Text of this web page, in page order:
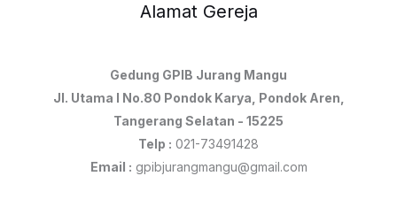
Alamat Gereja
Gedung GPIB Jurang Mangu
Jl. Utama I No.80 Pondok Karya, Pondok Aren,
Tangerang Selatan - 15225
Telp : 021-73491428
Email : gpibjurangmangu@gmail.com